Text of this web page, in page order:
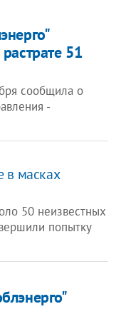
51
сообщила о
-
в масках
50 неизвестных
попытку